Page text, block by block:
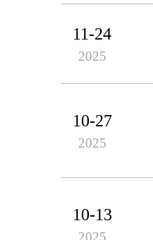
11-24
2025
10-27
2025
10-13
2025